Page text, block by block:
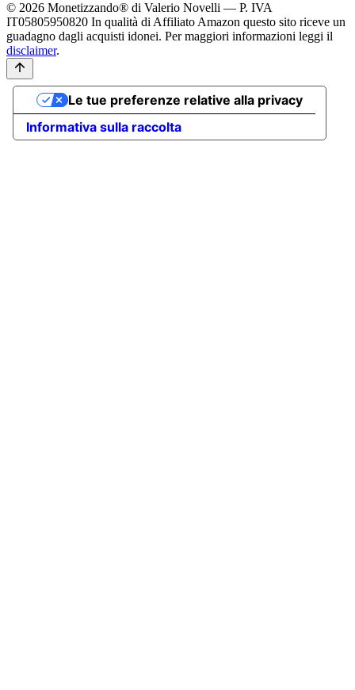
© 2026 Monetizzando® di Valerio Novelli — P. IVA
IT05805950820 In qualità di Affiliato Amazon questo sito riceve un
guadagno dagli acquisti idonei. Per maggiori informazioni leggi il
disclaimer.
Informativa sulla raccolta
Le tue preferenze relative alla privacy